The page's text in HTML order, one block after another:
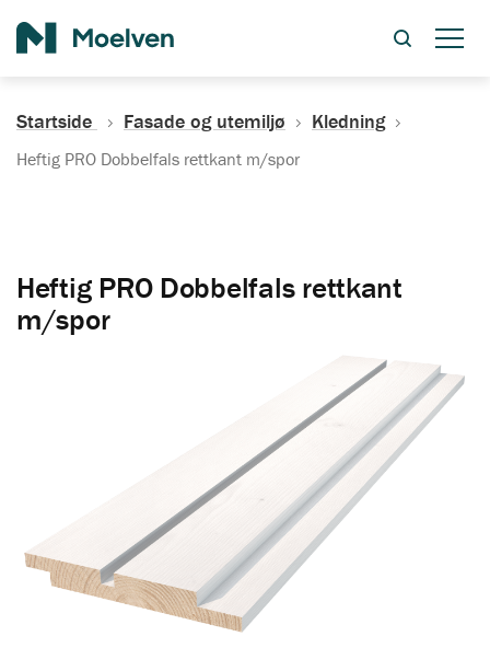
Startside Fasade og utemiljø Kledning
Heftig PRO Dobbelfals rettkant m/spor
Heftig PRO Dobbelfals rettkant
m/spor